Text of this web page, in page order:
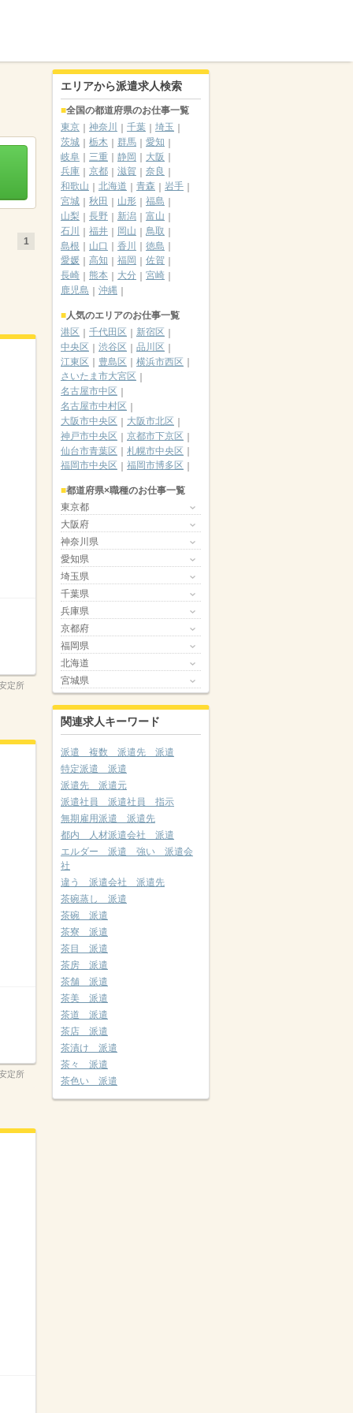
1
定所
定所
エリアから派遣求人検索
全国の都道府県のお仕事一覧
東京
神奈川 千葉
埼玉
茨城
栃木 群馬
愛知
岐阜
三重 静岡
大阪
兵庫
京都 滋賀
奈良
和歌山
北海道 青森
岩手
宮城
秋田 山形
福島
山梨
長野 新潟
富山
石川
福井 岡山
鳥取
島根
山口 香川
徳島
愛媛
高知 福岡
佐賀
長崎
熊本 大分
宮崎
鹿児島
沖縄
人気のエリアのお仕事一覧
港区
千代田区
新宿区
中央区
渋谷区
品川区
江東区
豊島区
横浜市西区
さいたま市大宮区
名古屋市中区
名古屋市中村区
大阪市中央区
大阪市北区
神戸市中央区
京都市下京区
仙台市青葉区
札幌市中央区
福岡市中央区
福岡市博多区
都道府県×職種のお仕事一覧
東京都
大阪府
神奈川県
愛知県
埼玉県
千葉県
兵庫県
京都府
福岡県
北海道
宮城県
関連求人キーワード
派遣 複数 派遣先 派遣
特定派遣 派遣
派遣先 派遣元
派遣社員 派遣社員 指示
無期雇用派遣 派遣先
都内 人材派遣会社 派遣
エルダー 派遣 強い 派遣会
社
違う 派遣会社 派遣先
茶碗蒸し 派遣
茶碗 派遣
茶寮 派遣
茶目 派遣
茶房 派遣
茶舗 派遣
茶美 派遣
茶道 派遣
茶店 派遣
茶漬け 派遣
茶々 派遣
茶色い 派遣